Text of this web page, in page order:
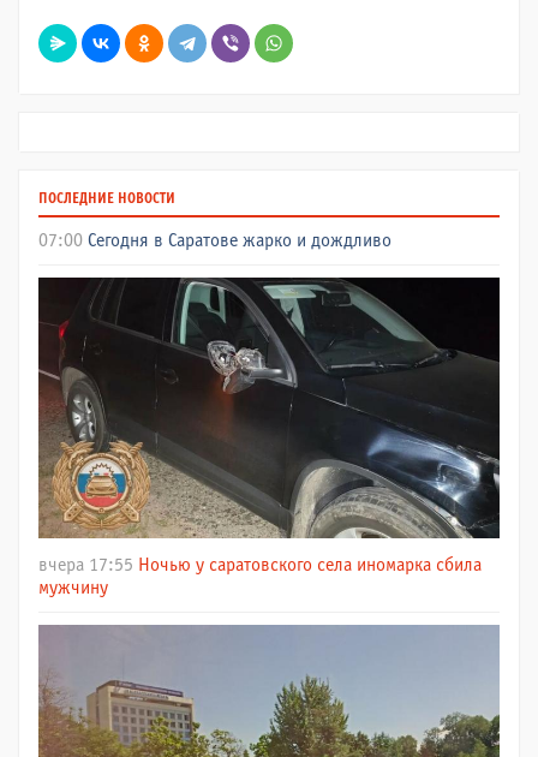
ПОСЛЕДНИЕ НОВОСТИ
07:00 Сегодня в Саратове жарко и дождливо
вчера 17:55 Ночью у саратовского села иномарка сбила
мужчину